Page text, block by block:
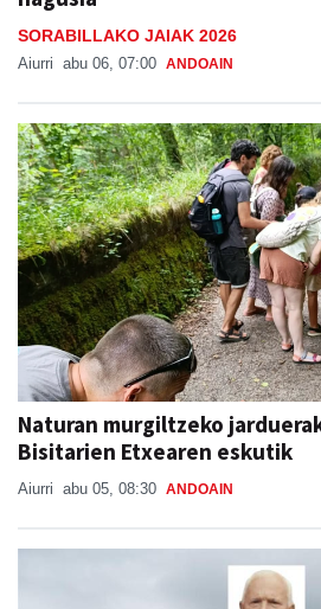
Aiurri
Naturan murgiltzeko
Bisitarien Etxearen eskutik
Aiurri abu 05, 08:30 ANDOAIN